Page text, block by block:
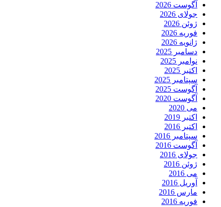
آگوست 2026
جولای 2026
ژوئن 2026
فوریه 2026
ژانویه 2026
دسامبر 2025
نوامبر 2025
اکتبر 2025
سپتامبر 2025
آگوست 2025
آگوست 2020
می 2020
اکتبر 2019
اکتبر 2016
سپتامبر 2016
آگوست 2016
جولای 2016
ژوئن 2016
می 2016
آوریل 2016
مارس 2016
فوریه 2016